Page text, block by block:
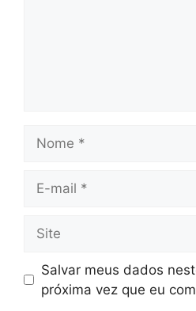
mail
Salvar meus dados
próxima vez que eu